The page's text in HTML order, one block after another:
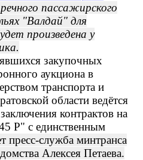
пассажирского
"Валдай" для
произведена у
закупочных
аукциона в
транспорта и
области ведётся
контрактов на
Р" с единственным
пресс-служба минтранса
Алексея Петаева.